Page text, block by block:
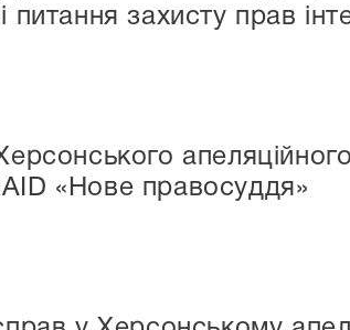
питання захисту прав
«Нове правосуддя»